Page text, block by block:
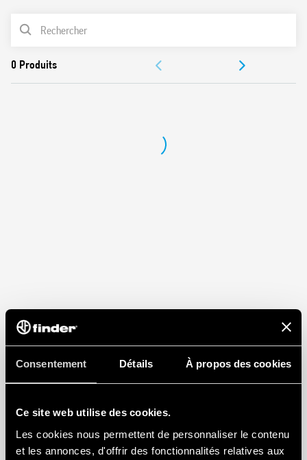
Consentement Détails À propos des cookies
Ce site web utilise des cookies.
Les cookies nous permettent de personnaliser le contenu
et les annonces, d'offrir des fonctionnalités relatives aux
Température ambiante (UN ≤ 60 V / > 60 V) : –40…+70/–
40…+55 °C
LISTE DES PRODUITS
DOCUMENTATIONS